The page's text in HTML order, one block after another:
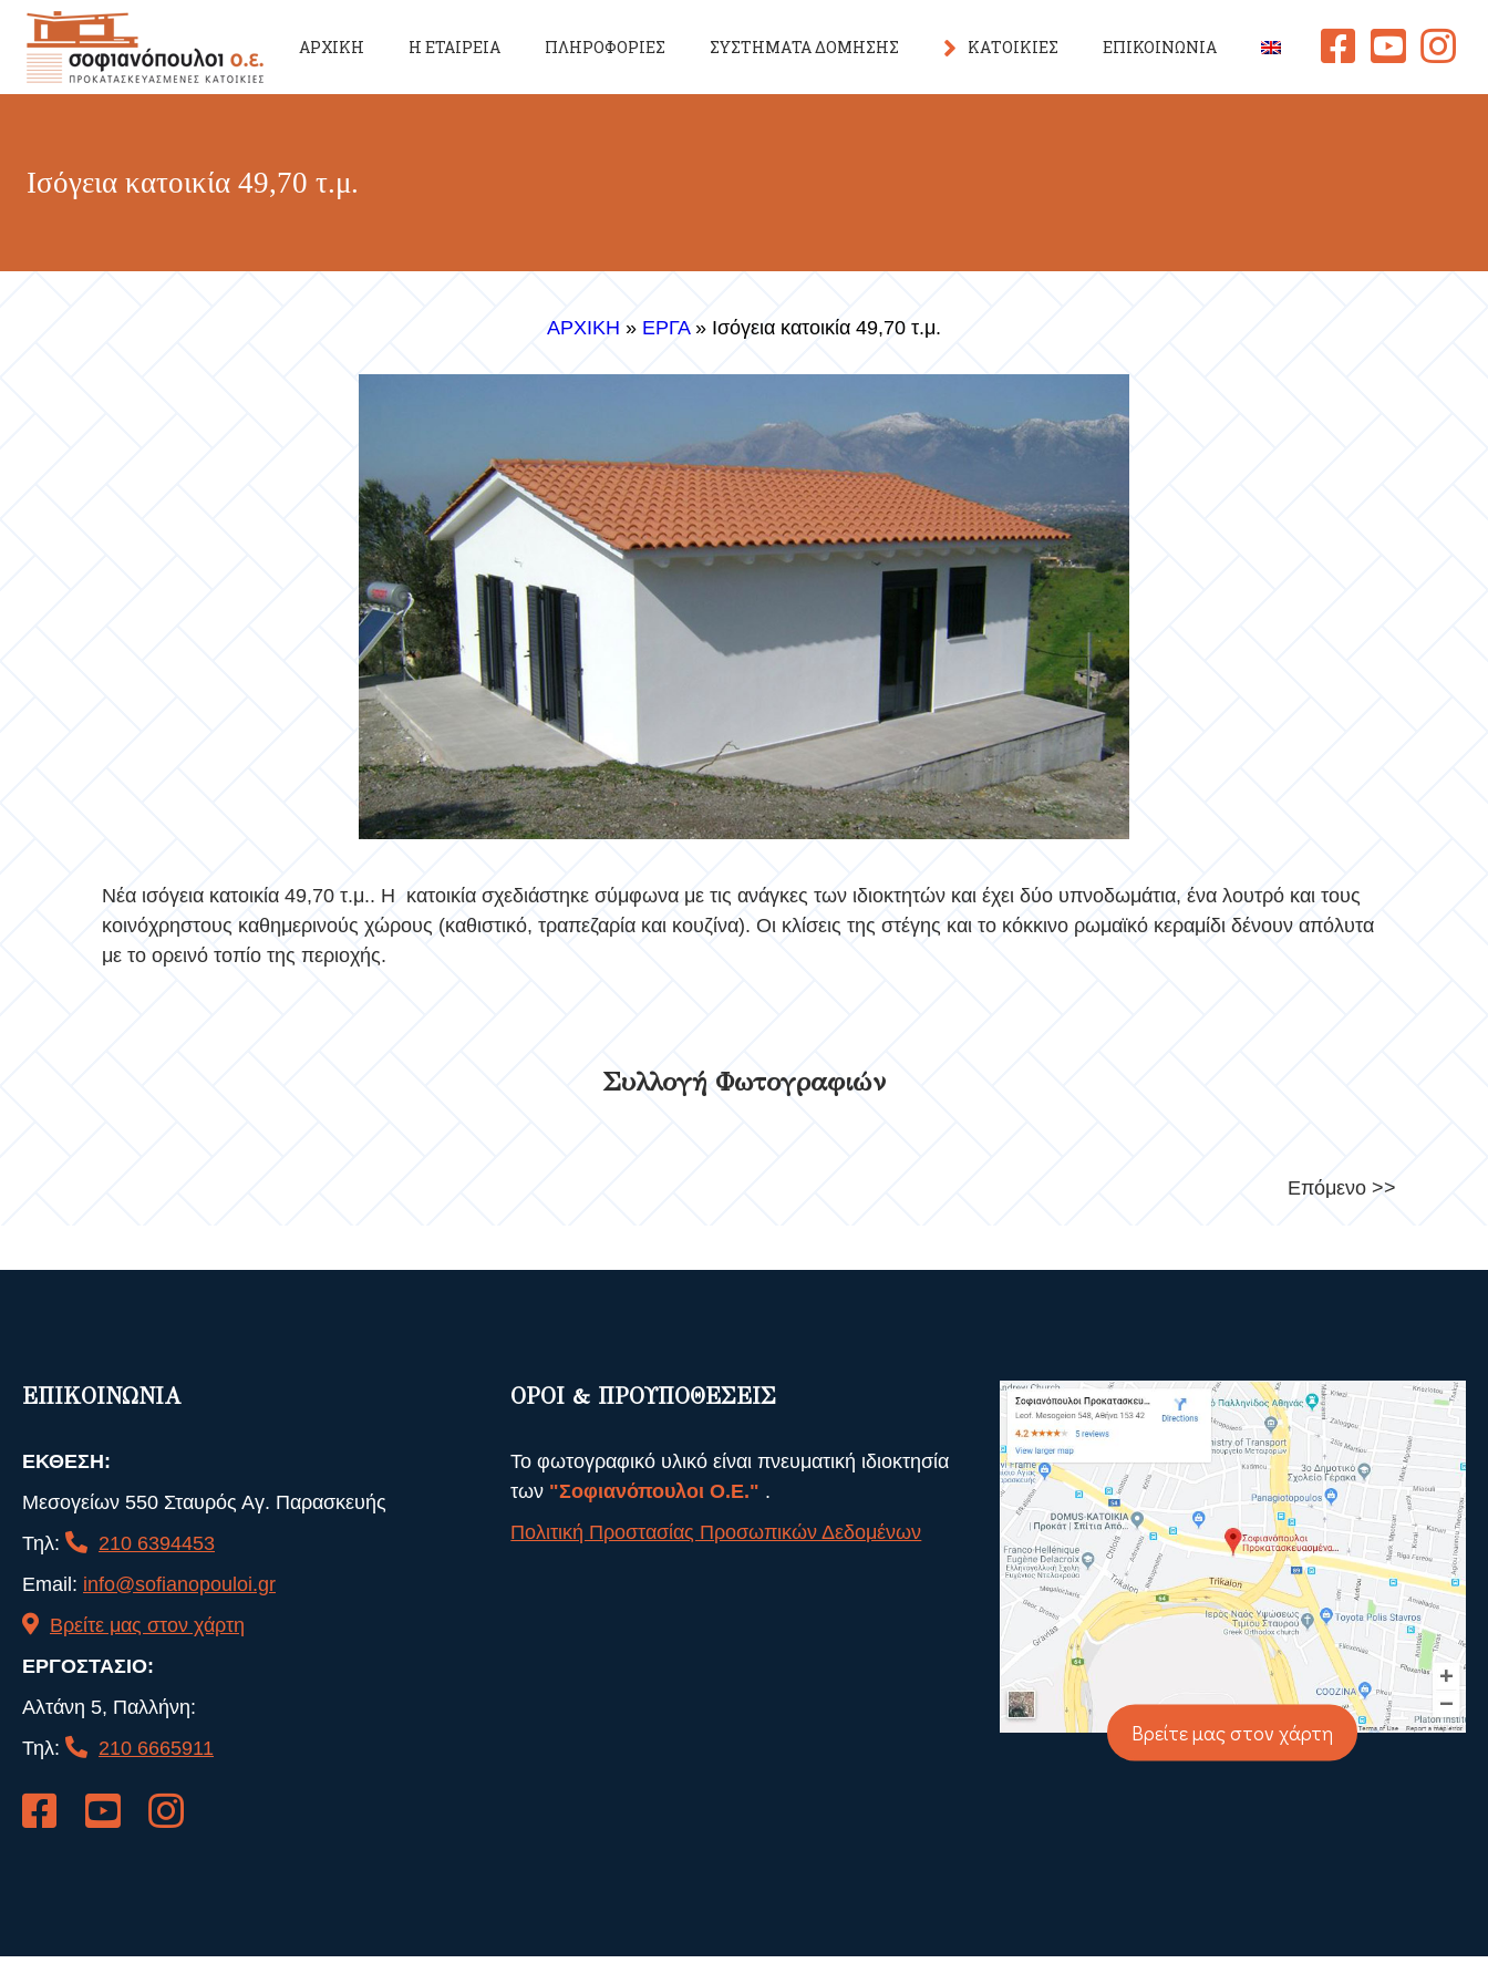
ΑΡΧΙΚΗ Η ΕΤΑΙΡΕΙΑ ΠΛΗΡΟΦΟΡΙΕΣ ΣΥΣΤΗΜΑΤΑ ΔΟΜΗΣΗΣ
ΚΑΤΟΙΚΙΕΣ
ΕΠΙΚΟΙΝΩΝΙΑ
Ισόγεια κατοικία 49,70 τ.μ.
ΑΡΧΙΚΗ » ΕΡΓΑ» Ισόγεια κατοικία 49,70 τ.μ.
Νέα ισόγεια κατοικία 49,70 τ.μ.. Η κατοικία σχεδιάστηκε σύμφωνα με τις ανάγκες των ιδιοκτητών και έχει δύο υπνοδωμάτια, ένα λουτρό και τους
κοινόχρηστους καθημερινούς χώρους (καθιστικό, τραπεζαρία και κουζίνα). Οι κλίσεις της στέγης και το κόκκινο ρωμαϊκό κεραμίδι δένουν απόλυτα
με το ορεινό τοπίο της περιοχής.
Συλλογή Φωτογραφιών
Επόμενο >>
ΕΠΙΚΟΙΝΩΝΙΑ
ΕΚΘΕΣΗ:
Μεσογείων 550 Σταυρός Αγ. Παρασκευής
Τηλ:
210 6394453
Email: info@sofianopouloi.gr
Βρείτε μας στον χάρτη
ΕΡΓΟΣΤΑΣΙΟ:
Αλτάνη 5, Παλλήνη:
Τηλ:
210 6665911
ΟΡΟΙ & ΠΡΟΥΠΟΘΕΣΕΙΣ
Το φωτογραφικό υλικό είναι πνευματική ιδιοκτησία
των "Σοφιανόπουλοι Ο.Ε." .
Πολιτική Προστασίας Προσωπικών Δεδομένων
Βρείτε μας στον χάρτη